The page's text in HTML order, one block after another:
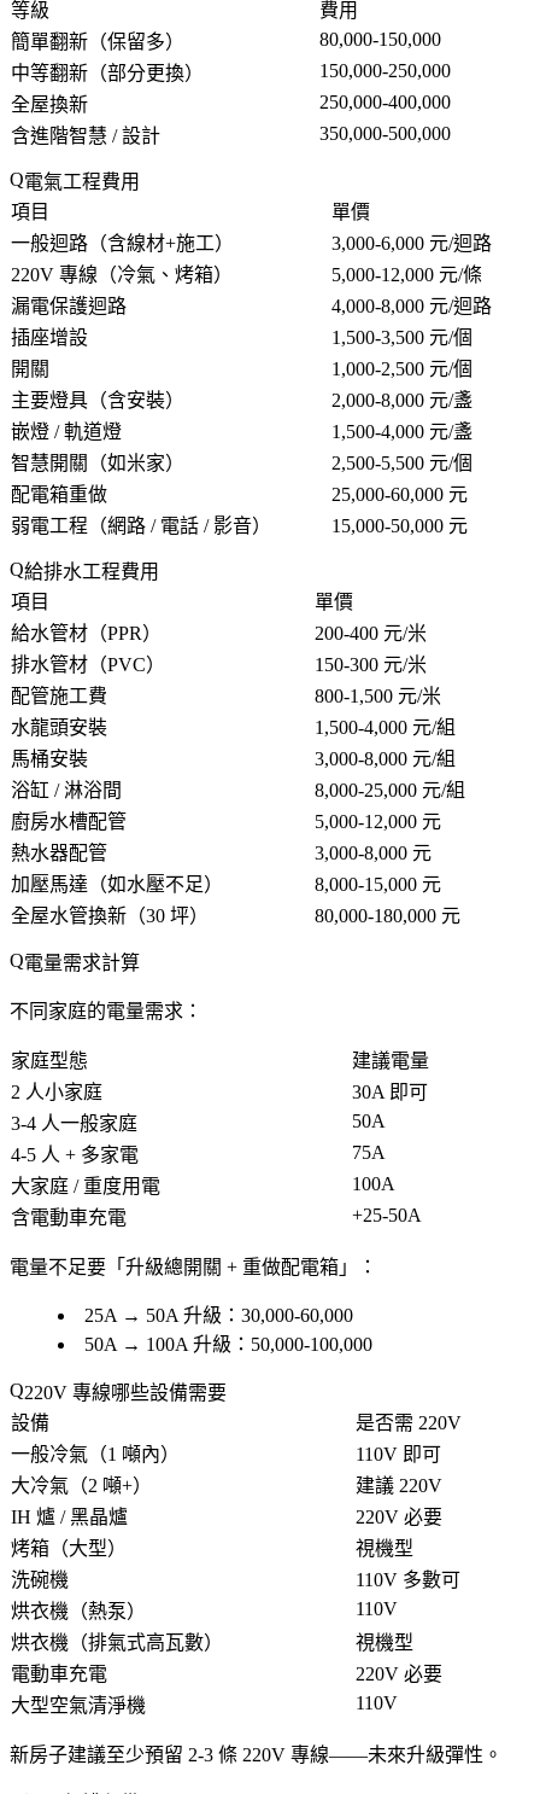
等級
費用
簡單翻新（保留多）
80,000-150,000
中等翻新（部分更換）
150,000-250,000
全屋換新
250,000-400,000
含進階智慧 / 設計
350,000-500,000
電氣工程費用
項目
單價
一般迴路（含線材+施工）
3,000-6,000 元/迴路
220V 專線（冷氣、烤箱）
5,000-12,000 元/條
漏電保護迴路
4,000-8,000 元/迴路
插座增設
1,500-3,500 元/個
開關
1,000-2,500 元/個
主要燈具（含安裝）
2,000-8,000 元/盞
嵌燈 / 軌道燈
1,500-4,000 元/盞
智慧開關（如米家）
2,500-5,500 元/個
配電箱重做
25,000-60,000 元
弱電工程（網路 / 電話 / 影音）
15,000-50,000 元
給排水工程費用
項目
單價
給水管材（PPR）
200-400 元/米
排水管材（PVC）
150-300 元/米
配管施工費
800-1,500 元/米
水龍頭安裝
1,500-4,000 元/組
馬桶安裝
3,000-8,000 元/組
浴缸 / 淋浴間
8,000-25,000 元/組
廚房水槽配管
5,000-12,000 元
熱水器配管
3,000-8,000 元
加壓馬達（如水壓不足）
8,000-15,000 元
全屋水管換新（30 坪）
80,000-180,000 元
電量需求計算
不同家庭的電量需求：
家庭型態
建議電量
2 人小家庭
30A 即可
3-4 人一般家庭
50A
4-5 人 + 多家電
75A
大家庭 / 重度用電
100A
含電動車充電
+25-50A
電量不足要「 升級總開關 + 重做配電箱 」：
25A → 50A 升級：30,000-60,000
50A → 100A 升級：50,000-100,000
220V 專線哪些設備需要
設備
是否需 220V
一般冷氣（1 噸內）
110V 即可
大冷氣（2 噸+）
建議 220V
IH 爐 / 黑晶爐
220V 必要
烤箱（大型）
視機型
洗碗機
110V 多數可
烘衣機（熱泵）
110V
烘衣機（排氣式高瓦數）
視機型
電動車充電
220V 必要
大型空氣清淨機
110V
新房子建議至少預留 2-3 條 220V 專線——未來升級彈性。